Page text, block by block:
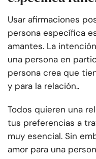
Usar afirmaciones
persona específica
amantes. La
una persona en
persona crea que
y para la relación..
Todos quieren una
tus preferencias a
muy esencial. Sin
amor para una